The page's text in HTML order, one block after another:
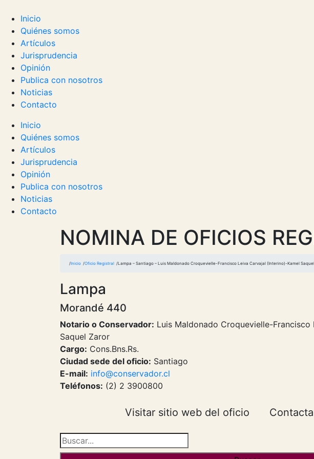
Inicio
Quiénes somos
Artículos
Jurisprudencia
Opinión
Publica con nosotros
Noticias
Contacto
Inicio
Quiénes somos
Artículos
Jurisprudencia
Opinión
Publica con nosotros
Noticias
Contacto
NOMINA DE OFICIOS
Inicio Oficio Registral Lampa – Santiago – Luis Maldonado Croquevielle-Francisco Leiva Carvajal (Interino)-Kamel
Lampa
Morandé 440
Notario o Conservador: Luis Maldonado Croquevielle-
Saquel Zaror
Cargo: Cons.Bns.Rs.
Ciudad sede del oficio: Santiago
E-mail: info@conservador.cl
Teléfonos: (2) 2 3900800
Visitar sitio web del oficio